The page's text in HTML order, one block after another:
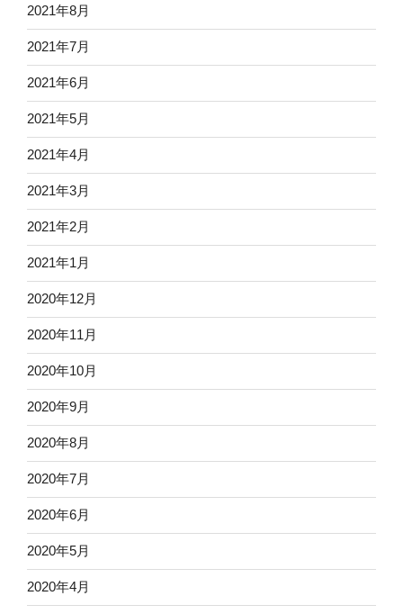
2021年8月
2021年7月
2021年6月
2021年5月
2021年4月
2021年3月
2021年2月
2021年1月
2020年12月
2020年11月
2020年10月
2020年9月
2020年8月
2020年7月
2020年6月
2020年5月
2020年4月